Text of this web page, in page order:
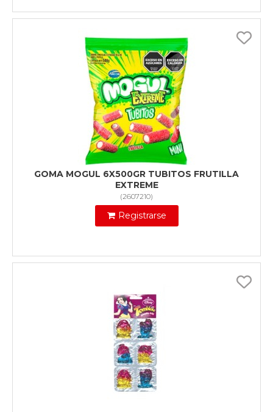
GOMA MOGUL 6X500GR TUBITOS FRUTILLA
EXTREME
(2607210)
Registrarse